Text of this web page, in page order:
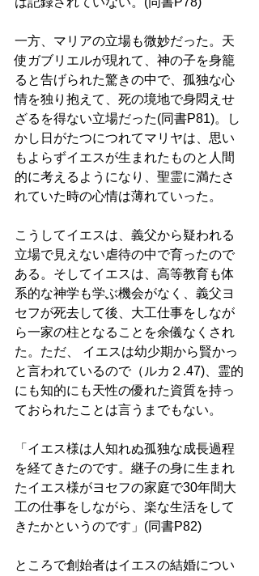
一方、マリアの立場も微妙だった。天
使ガブリエルが現れて、神の子を身籠
ると告げられた驚きの中で、孤独な心
情を独り抱えて、死の境地で身悶えせ
ざるを得ない立場だった(同書P81)。し
かし日がたつにつれてマリヤは、思い
もよらずイエスが生まれたものと人間
的に考えるようになり、聖霊に満たさ
れていた時の心情は薄れていった。
こうしてイエスは、義父から疑われる
立場で見えない虐待の中で育ったので
ある。そしてイエスは、高等教育も体
系的な神学も学ぶ機会がなく、義父ヨ
セフが死去して後、大工仕事をしなが
ら一家の柱となることを余儀なくされ
た。ただ、 イエスは幼少期から賢かっ
と言われているので（ルカ２.47)、霊的
にも知的にも天性の優れた資質を持っ
ておられたことは言うまでもない。
「イエス様は人知れぬ孤独な成長過程
を経てきたのです。継子の身に生まれ
たイエス様がヨセフの家庭で30年間大
工の仕事をしながら、楽な生活をして
きたかというのです」(同書P82)
ところで創始者はイエスの結婚につい